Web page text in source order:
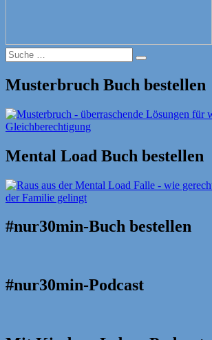
Suche
nach:
Suche
Musterbruch Buch bestellen
Mental Load Buch bestellen
#nur30min-Buch bestellen
#nur30min-Podcast